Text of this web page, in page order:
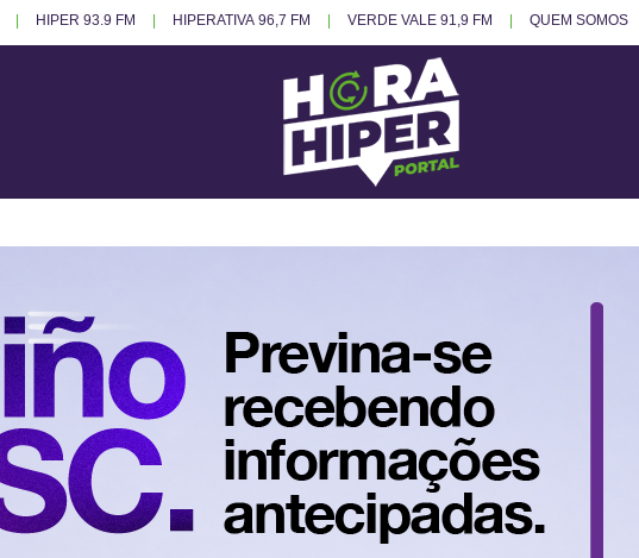
HIPER 93.9 FM HIPERATIVA 96,7 FM VERDE VALE 91,9 FM QUEM SOMOS